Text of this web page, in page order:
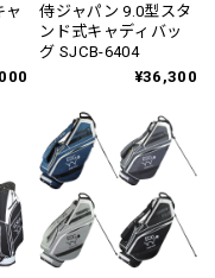
ャ
侍ジャパン 9.0型スタ
ンド式キャディバッ
グ SJCB-6404
¥36,300